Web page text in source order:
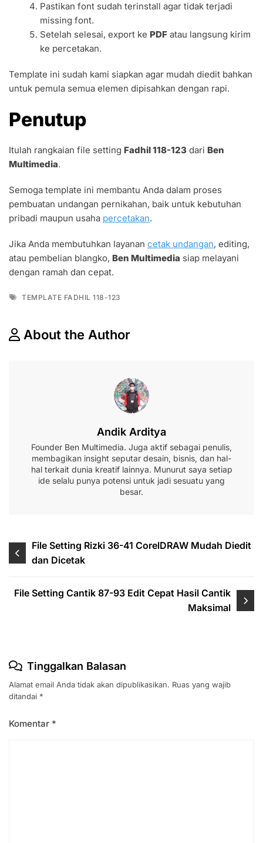
Pastikan font sudah terinstall agar tidak terjadi
missing font.
Setelah selesai, export kePDF atau langsung kirim
ke percetakan.
Template ini sudah kami siapkan agar mudah diedit bahkan
untuk pemula semua elemen dipisahkan dengan rapi.
Penutup
Itulah rangkaian file setting Fadhil 118-123 dari Ben
Multimedia.
Semoga template ini membantu Anda dalam proses
pembuatan undangan pernikahan, baik untuk kebutuhan
pribadi maupun usaha percetakan.
Jika Anda membutuhkan layanan cetak undangan, editing,
atau pembelian blangko, Ben Multimedia siap melayani
dengan ramah dan cepat.
Tags
TEMPLATE FADHIL 118-123
About the Author
Andik Arditya
Founder Ben Multimedia. Juga aktif sebagai penulis,
membagikan insight seputar desain, bisnis, dan hal-
hal terkait dunia kreatif lainnya. Munurut saya setiap
ide selalu punya potensi untuk jadi sesuatu yang
besar.
Navigasi
pos
File Setting Rizki 36-41 CorelDRAW Mudah Diedit
dan Dicetak
File Setting Cantik 87-93 Edit Cepat Hasil Cantik
Maksimal
Tinggalkan Balasan
Alamat email Anda tidak akan dipublikasikan. Ruas yang wajib
ditandai *
Komentar *